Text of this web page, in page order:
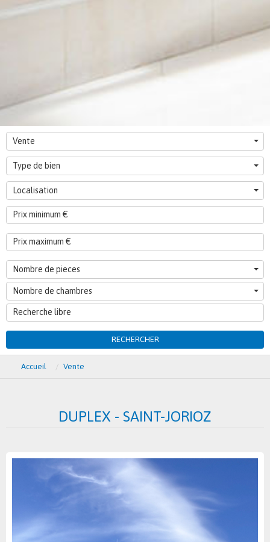
Vente
Type de bien
Localisation
Nombre de pieces
Nombre de chambres
RECHERCHER
Accueil Vente
DUPLEX - SAINT-JORIOZ